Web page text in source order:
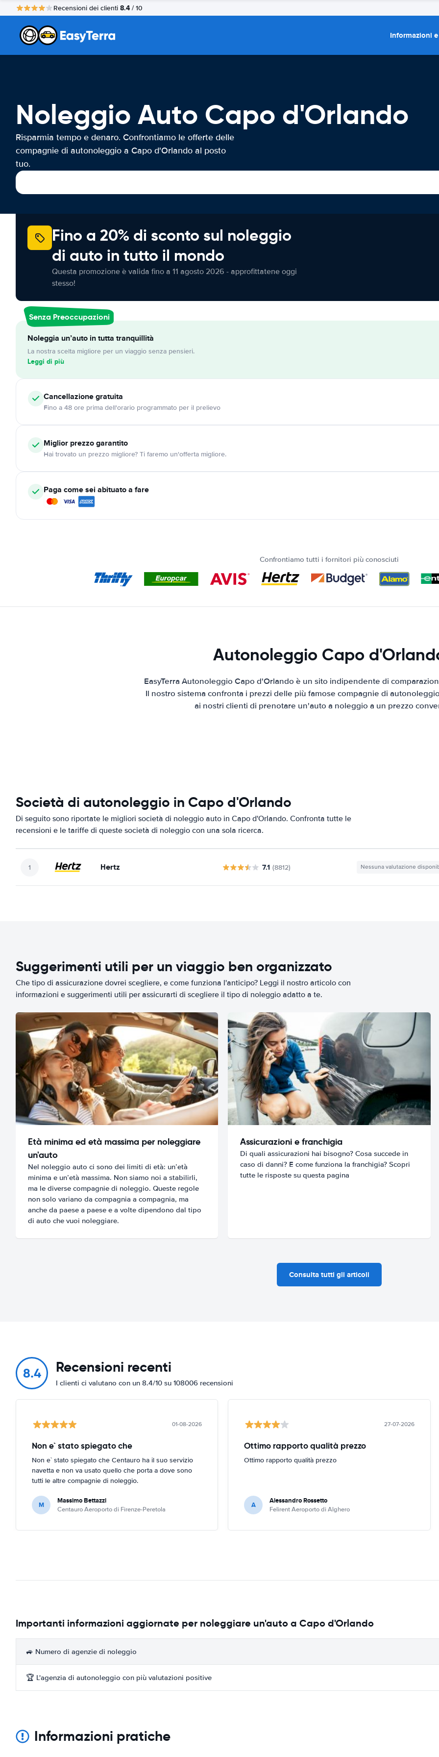
Recensioni dei clienti 8.4 / 10
Informazioni
Noleggio Auto Capo d'Orlando
Risparmia tempo e denaro. Confrontiamo le offerte delle
compagnie di autonoleggio a Capo d'Orlando al posto
tuo.
Fino a 20% di sconto sul noleggio
di auto in tutto il mondo
Questa promozione è valida fino a 11 agosto 2026 - approfittatene oggi
stesso!
Senza Preoccupazioni
Noleggia un’auto in tutta tranquillità
La nostra scelta migliore per un viaggio senza pensieri.
Leggi di più
Cancellazionegratuita
Fino a 48 ore prima dell'orario programmato per il prelievo
Miglior prezzo garantito
Hai trovato un prezzo migliore? Ti faremo un'offerta migliore.
Paga come sei abituato a fare
Confrontiamo tutti i fornitori più conosciuti
Autonoleggio Capo
EasyTerra Autonoleggio Capo d'Orlando è un sito indipendente di
Il nostro sistema confronta i prezzi delle più famose compagnie di
ai nostri clienti di prenotare un'auto a noleggio a un prezzo
Società di autonoleggio in Capo d'Orlando
Di seguito sono riportate le migliori società di noleggio auto in Capo d'Orlando. Confronta tutte le
recensioni e le tariffe di queste società di noleggio con una sola ricerca.
Hertz 7.1 (8812) Nessuna valutazione
Suggerimenti utili per un viaggio ben organizzato
Che tipo di assicurazione dovrei scegliere, e come funziona l'anticipo? Leggi il nostro articolo con
informazioni e suggerimenti utili per assicurarti di scegliere il tipo di noleggio adatto a te.
Età minima ed età massima per noleggiare
un'auto
Nel noleggio auto ci sono dei limiti di età: un’età
minima e un’età massima. Non siamo noi a stabilirli,
ma le diverse compagnie di noleggio. Queste regole
non solo variano da compagnia a compagnia, ma
anche da paese a paese e a volte dipendono dal tipo
di auto che vuoi noleggiare.
Assicurazioni e franchigia
Di quali assicurazioni hai bisogno? Cosa succede in
caso di danni? E come funziona la franchigia? Scopri
tutte le risposte su questa pagina
Consulta tutti gli articoli
8.4 Recensioni recenti
I clienti ci valutano con un 8.4/10 su 108006 recensioni
01-08-2026
Non e` stato spiegato che
Non e` stato spiegato che Centauro ha il suo servizio
navetta e non va usato quello che porta a dove sono
tutti le altre compagnie di noleggio.
M Massimo Bettazzi
Centauro Aeroporto di Firenze-Peretola
27-07-2026
Ottimo rapporto qualità prezzo
Ottimo rapporto qualità prezzo
A Alessandro Rossetto
Felirent Aeroporto di Alghero
Importanti informazioni aggiornate per noleggiare un'auto a Capo d'Orlando
🚙 Numero di agenzie di noleggio
🏆 L'agenzia di autonoleggio con più valutazioni positive
Informazioni pratiche